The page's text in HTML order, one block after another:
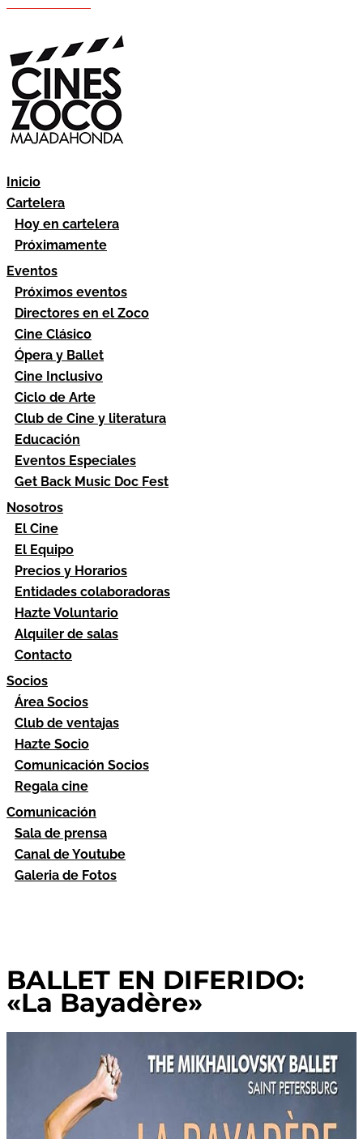
Inicio
Cartelera
Hoy en cartelera
Próximamente
Eventos
Próximos eventos
Directores en el Zoco
Cine Clásico
Ópera y Ballet
Cine Inclusivo
Ciclo de Arte
Club de Cine y literatura
Educación
Eventos Especiales
Get Back Music Doc Fest
Nosotros
El Cine
El Equipo
Precios y Horarios
Entidades colaboradoras
Hazte Voluntario
Alquiler de salas
Contacto
Socios
Área Socios
Club de ventajas
Hazte Socio
Comunicación Socios
Regala cine
Comunicación
Sala de prensa
Canal de Youtube
Galeria de Fotos
BALLET EN DIFERIDO:
«La Bayadère»